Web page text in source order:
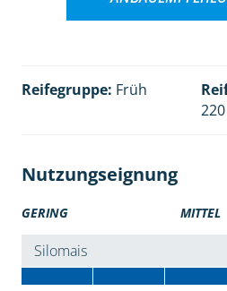
Reifegruppe: Früh
220
Nutzungseignung
GERING MITTEL
Silomais